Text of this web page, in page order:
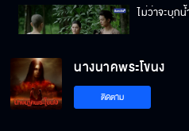
ไม่ว่าจะบุก
ถ้ากระผมห่
นางนาคพระโขนง
ติดตาม